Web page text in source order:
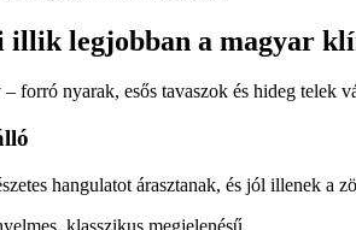
illik legjobban a magyar
forró nyarak, esős tavaszok és hideg telek
hangulatot árasztanak, és jól illenek a
klasszikus megjelenésű.